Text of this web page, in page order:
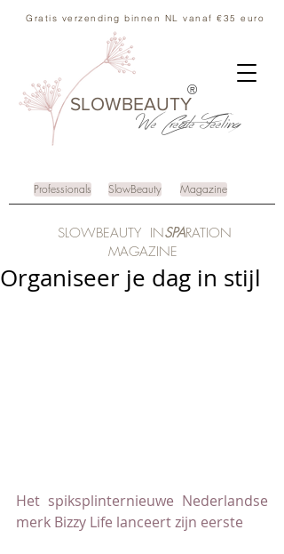
Gratis verzending binnen NL vanaf €35 euro
SLOWBEAUTY
We CreateFeeling
®
Professionals SlowBeauty Magazine
SLOWBEAUTY INSPARATION
MAGAZINE
Organiseer je dag in stijl
Het spiksplinternieuwe Nederlandse
merk Bizzy Life lanceert zijn eerste